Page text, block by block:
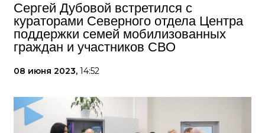
Сергей Дубовой встретился с
кураторами Северного отдела Центра
поддержки семей мобилизованных
граждан и участников СВО
08 июня 2023, 14:52